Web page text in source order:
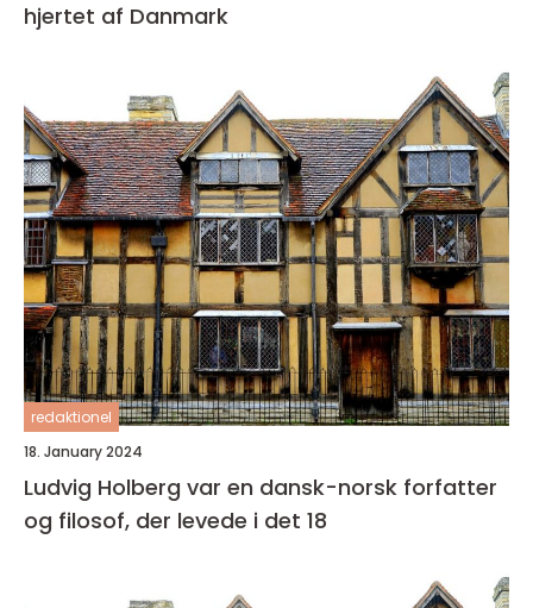
hjertet af Danmark
redaktionel
18. January 2024
Ludvig Holberg var en dansk-norsk forfatter
og filosof, der levede i det 18